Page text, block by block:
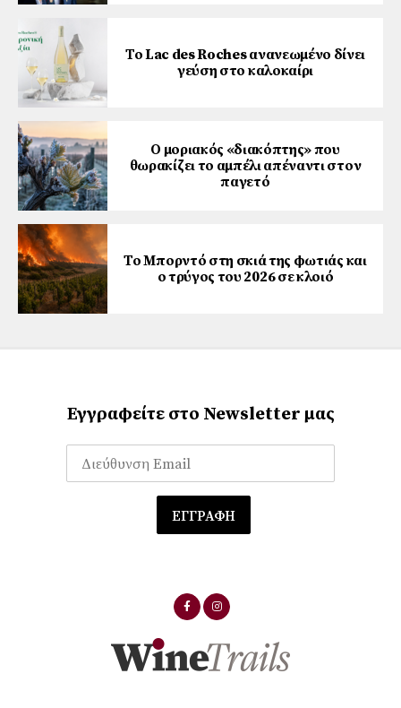
Το Lac des Roches ανανεωμένο δίνει
γεύση στο καλοκαίρι
Ο μοριακός «διακόπτης» που
θωρακίζει το αμπέλι απέναντι στον
παγετό
Το Μπορντό στη σκιά της φωτιάς και
ο τρύγος του 2026 σε κλοιό
Εγγραφείτε στο Newsletter μας